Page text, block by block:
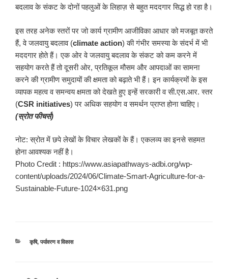
बदलाव के संकट के दोनों पहलुओं के लिहाज़ से बहुत मददगार सिद्ध हो रहा है।
इस तरह अनेक स्तरों पर जो कार्य ग्रामीण आजीविका आधार को मजबूत करते
हैं, वे जलवायु बदलाव (climate action) की गंभीर समस्या के संदर्भ में भी
मददगार होते हैं। एक ओर वे जलवायु बदलाव के संकट को कम करने में
सहयोग करते हैं तो दूसरी ओर, प्रतिकूल मौसम और आपदाओं का सामना
करने की ग्रामीण समुदायों की क्षमता को बढ़ाते भी हैं। इन कार्यक्रमों के इस
व्यापक महत्व व समन्वय क्षमता को देखते हुए इन्हें सरकारी व सी.एस.आर. स्तर
(CSR initiatives) पर अधिक सहयोग व समर्थन प्राप्त होना चाहिए।
(स्रोत फीचर्स)
नोट: स्रोत में छपे लेखों के विचार लेखकों के हैं। एकलव्य का इनसे सहमत
होना आवश्यक नहीं है।
Photo Credit : https://www.asiapathways-adbi.org/wp-
content/uploads/2024/06/Climate-Smart-Agriculture-for-a-
Sustainable-Future-1024×631.png
श्रेणियाँ
कृषि, पर्यावरण व विकास